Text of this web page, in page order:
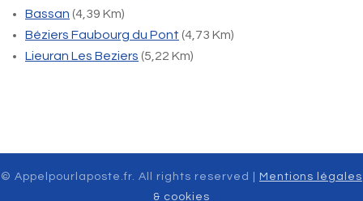
Bassan (4,39 Km)
Béziers Faubourg du Pont (4,73 Km)
Lieuran Les Beziers (5,22 Km)
© Appelpourlaposte.fr. All rights reserved |
Mentions légales
& cookies